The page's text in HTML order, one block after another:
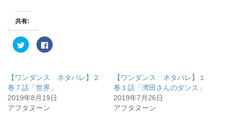
共有:
ク
リ
T
w
i
t
t
e
F
a
で
共
す
【ワンダンス ネタバレ】２
巻７話「世界」
2019年8月19日
アフタヌーン
【ワンダンス ネタバレ】１
巻１話「湾田さんのダンス」
2019年7月26日
アフタヌーン